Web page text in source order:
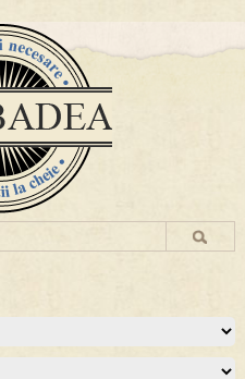
despre controversatele